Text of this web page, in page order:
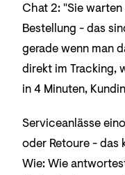
Chat 2: "Sie
Bestellung - das
gerade wenn man
direkt im Tracking,
in 4 Minuten,
Serviceanlässe
oder Retoure - das
Wie: Wie